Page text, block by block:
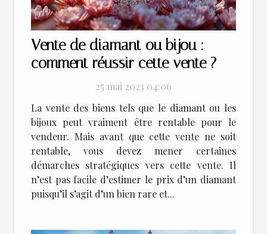
Vente de diamant ou bijou :
comment réussir cette vente ?
25 mai 2023 04:06
La vente des biens tels que le diamant ou les
bijoux peut vraiment être rentable pour le
vendeur. Mais avant que cette vente ne soit
rentable, vous devez mener certaines
démarches stratégiques vers cette vente. Il
n’est pas facile d’estimer le prix d’un diamant
puisqu’il s’agit d’un bien rare et...